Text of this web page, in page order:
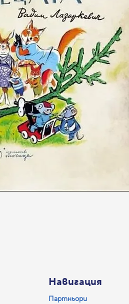
Навигация
Партньори